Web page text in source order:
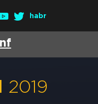
habr
2019